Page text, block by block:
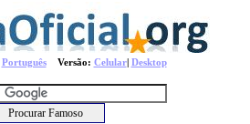
PortuguêsVersão: Celular| Desktop